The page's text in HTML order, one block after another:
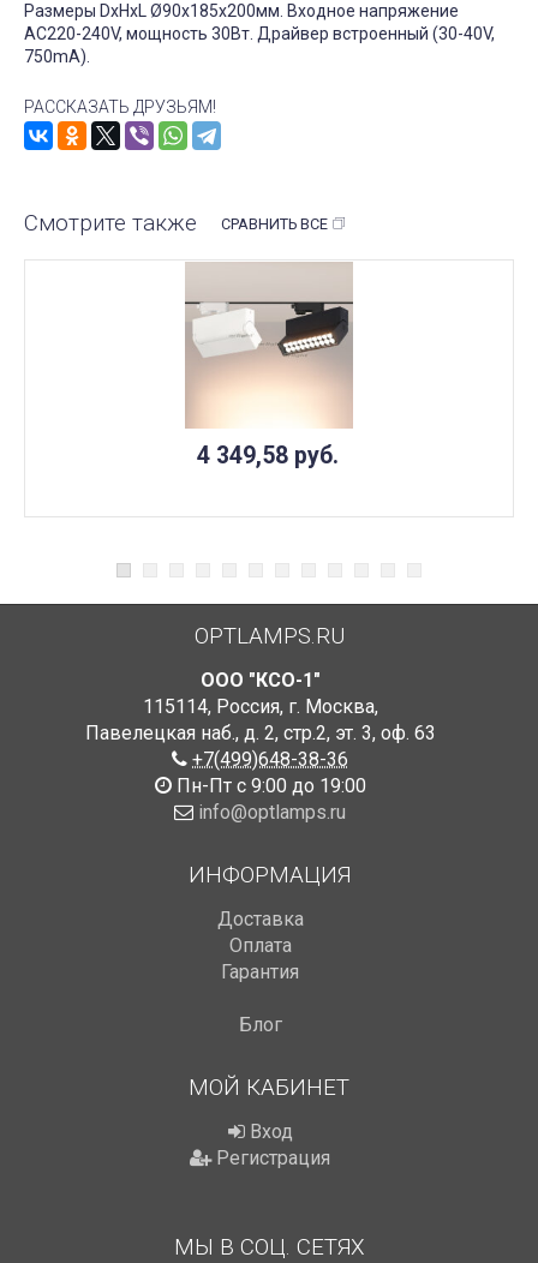
Размеры DxHxL Ø90x185x200мм. Входное напряжение
AC220-240V, мощность 30Вт. Драйвер встроенный (30-40V,
750mA).
РАССКАЗАТЬ ДРУЗЬЯМ!
Смотрите также СРАВНИТЬ ВСЕ
4 349,58 руб.
OPTLAMPS.RU
ООО "КСО-1"
115114, Россия, г. Москва,
Павелецкая наб., д. 2, стр.2, эт. 3, оф. 63
+7(499)648-38-36
Пн-Пт с 9:00 до 19:00
info@optlamps.ru
ИНФОРМАЦИЯ
Доставка
Оплата
Гарантия
Блог
МОЙ КАБИНЕТ
Вход
Регистрация
МЫ В СОЦ. СЕТЯХ